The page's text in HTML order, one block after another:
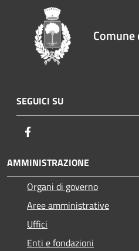
Comune
SEGUICI SU
AMMINISTRAZIONE
Organi di governo
Aree amministrative
Uffici
Enti e fondazioni